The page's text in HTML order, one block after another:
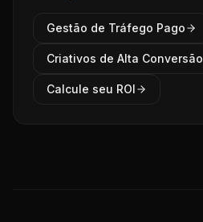
Gestão de Tráfego Pago
Criativos de Alta Conversão
Calcule seu ROI